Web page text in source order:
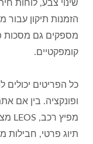
הזמנות תיקון עבור
מספקים גם מסכות
קומפקטיים.
כל הפריטים
ופונקציה. בין אם
תיוג פרטי, חבילות